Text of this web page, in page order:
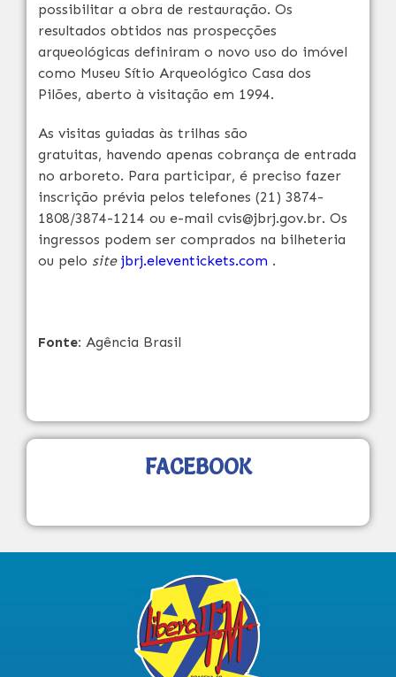
possibilitar a obra de restauração. Os
resultados obtidos nas prospecções
arqueológicas definiram o novo uso do imóvel
como Museu Sítio Arqueológico Casa dos
Pilões, aberto à visitação em 1994.
As visitas guiadas às trilhas são
gratuitas, havendo apenas cobrança de entrada
no arboreto. Para participar, é preciso fazer
inscrição prévia pelos telefones (21) 3874-
1808/3874-1214 ou e-mail cvis@jbrj.gov.br. Os
ingressos podem ser comprados na bilheteria
ou pelo site jbrj.eleventickets.com .
Fonte: Agência Brasil
FACEBOOK